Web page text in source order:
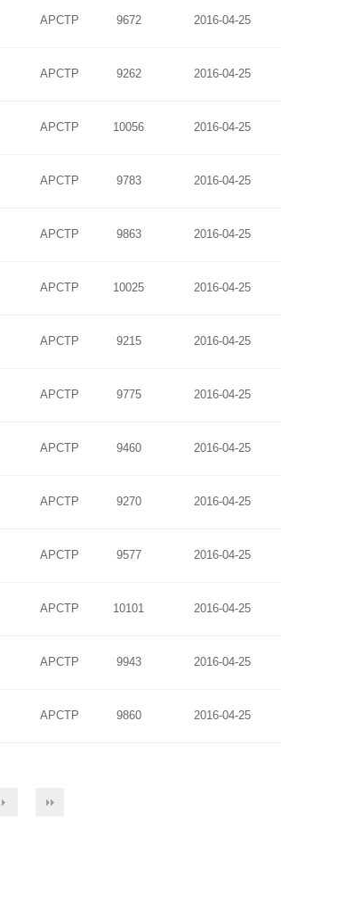
APCTP 9672 2016-04-25
APCTP 9262 2016-04-25
APCTP 10056 2016-04-25
APCTP 9783 2016-04-25
APCTP 9863 2016-04-25
APCTP 10025 2016-04-25
APCTP 9215 2016-04-25
APCTP 9775 2016-04-25
APCTP 9460 2016-04-25
APCTP 9270 2016-04-25
APCTP 9577 2016-04-25
APCTP 10101 2016-04-25
APCTP 9943 2016-04-25
APCTP 9860 2016-04-25